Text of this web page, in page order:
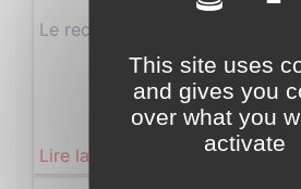
Le recensement démarrera sur
Lire la suite
This site uses
and gives you
over what you
activate